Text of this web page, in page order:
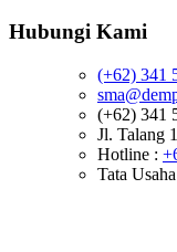
Hubungi Kami
(+62) 341
(+62) 341
Jl. Talang
Hotline :
Tata